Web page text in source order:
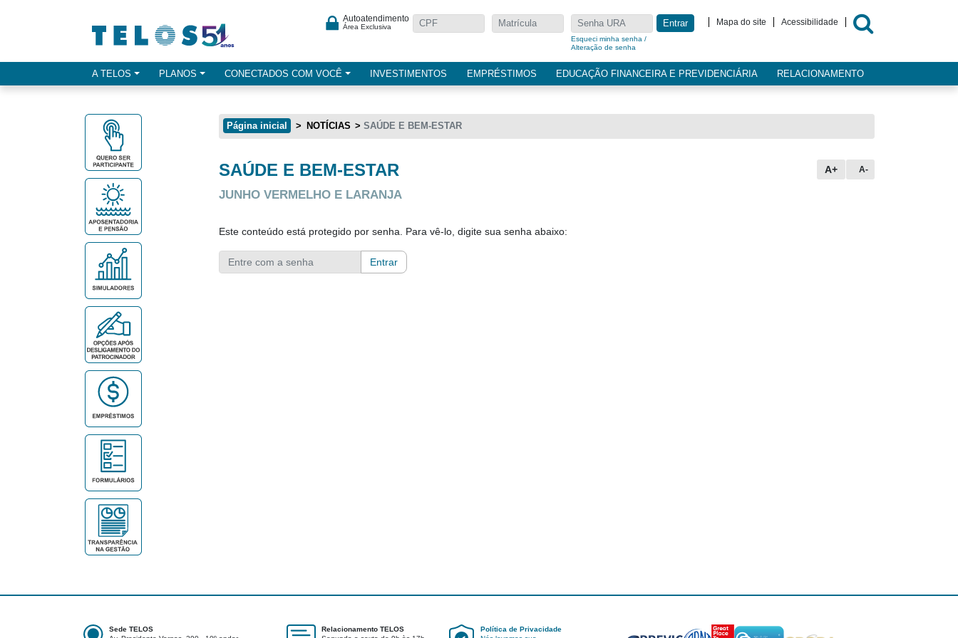
Autoatendimento
Área Exclusiva
Esqueci minha senha /
Alteração de senha
Entrar Mapa do site Acessibilidade
Opçes de menu
A TELOS PLANOS CONECTADOS COM VOCÊ INVESTIMENTOS EMPRÉSTIMOS EDUCAÇÃO FINANCEIRA E PREVIDENCIÁRIA RELACIONAMENTO
Página inicial NOTÍCIAS SAÚDE E BEM-ESTAR
Conteúdo principal
SAÚDE E BEM-ESTAR
JUNHO VERMELHO E LARANJA
A+ A-
Este conteúdo está protegido por senha. Para vê-lo, digite sua senha abaixo:
Entrar
Sede TELOS
Relacionamento TELOS
Política de Privacidade